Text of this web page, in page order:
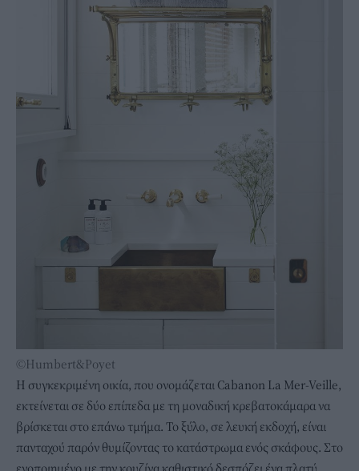
©Humbert&Poyet
Η συγκεκριμένη οικία, που ονομάζεται Cabanon La Mer-Veille,
εκτείνεται σε δύο επίπεδα με τη μοναδική κρεβατοκάμαρα να
βρίσκεται στο επάνω τμήμα. Το ξύλο, σε λευκή εκδοχή, είναι
πανταχού παρόν θυμίζοντας το κατάστρωμα ενός σκάφους. Στο
ενοποιημένο με την κουζίνα καθιστικό δεσπόζει ένα πλατύ